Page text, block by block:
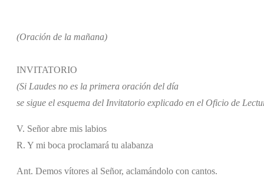
(Oración de la mañana)
INVITATORIO
(Si Laudes no es la primera oración del día
se sigue el esquema del Invitatorio explicado en el Oficio de
V. Señor abre mis labios
R. Y mi boca proclamará tu alabanza
Ant. Demos vítores al Señor, aclamándolo con cantos.